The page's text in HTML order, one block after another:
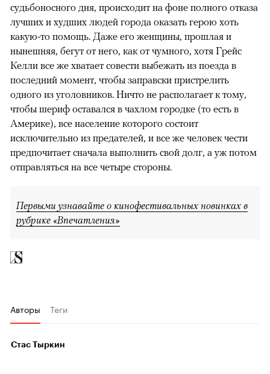
судьбоносного дня, происходит на фоне полного отказа
лучших и худших людей города оказать герою хоть
какую-то помощь. Даже его женщины, прошлая и
нынешняя, бегут от него, как от чумного, хотя Грейс
Келли все же хватает совести выбежать из поезда в
последний момент, чтобы заправски пристрелить
одного из уголовников. Ничто не располагает к тому,
чтобы шериф оставался в чахлом городке (то есть в
Америке), все население которого состоит
исключительно из предателей, и все же человек чести
предпочитает сначала выполнить свой долг, а уж потом
отправляться на все четыре стороны.
Первыми узнавайте о кинофестивальных новинках в
рубрике «Впечатления»
Авторы Теги
Стас Тыркин